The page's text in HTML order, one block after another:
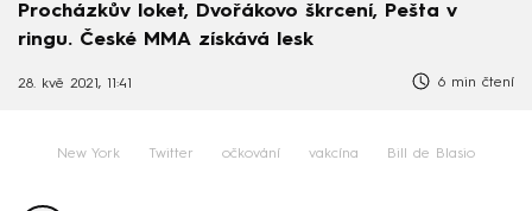
Procházkův loket, Dvořákovo škrcení, Pešta v
ringu. České MMA získává lesk
28. kvě 2021, 11:41 6 min čtení
New York Twitter očkování vakcína Bill de Blasio